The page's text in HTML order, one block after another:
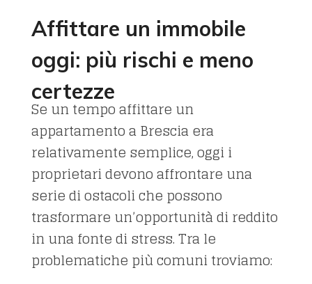
Affittare un immobile
oggi: più rischi e meno
certezze
Se un tempo affittare un
appartamento a Brescia era
relativamente semplice, oggi i
proprietari devono affrontare una
serie di ostacoli che possono
trasformare un’opportunità di reddito
in una fonte di stress. Tra le
problematiche più comuni troviamo: